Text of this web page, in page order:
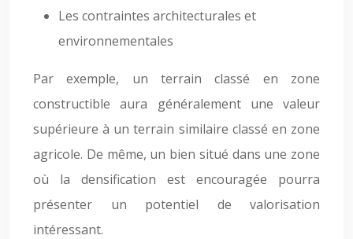
Les contraintes architecturales et
environnementales
Par exemple, un terrain classé en zone
constructible aura généralement une valeur
supérieure à un terrain similaire classé en zone
agricole. De même, un bien situé dans une zone
où la densification est encouragée pourra
présenter un potentiel de valorisation
intéressant.